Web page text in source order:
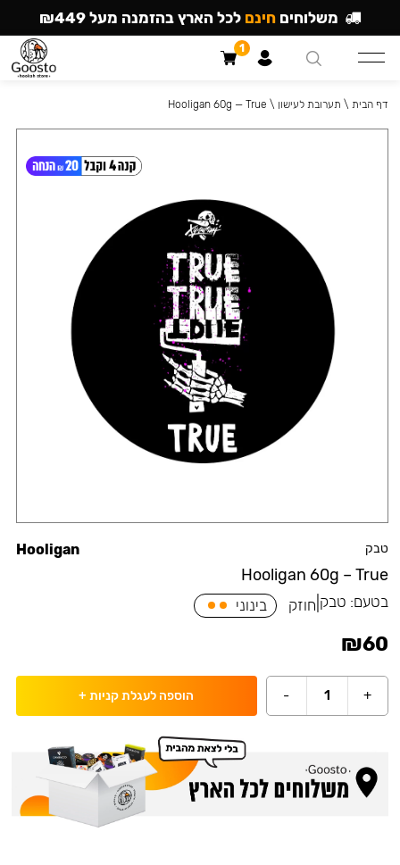
טבק
Hooligan 60g – True
Hooligan
בטעם: טבק חוזק בינוני
₪60
+
1
- הוספה לעגלת קניות +
דף הבית \ תערובת לעישון \
Hooligan 60g — True
משלוחים חינם לכל הארץ בהזמנה מעל ₪449
1